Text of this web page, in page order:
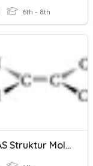
6th - 8th
Pra UAS Struktur Molekul Dan Stereokimia